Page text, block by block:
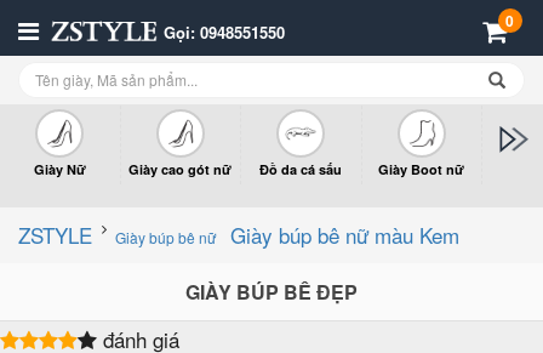
Gọi: 0948551550 0
Giày Nữ Giày cao gót nữ Đồ da cá sấu Giày Boot nữ
ZSTYLE Giày búp bê nữ Giày búp bê nữ màu Kem
GIÀY BÚP BÊ ĐẸP
đánh giá